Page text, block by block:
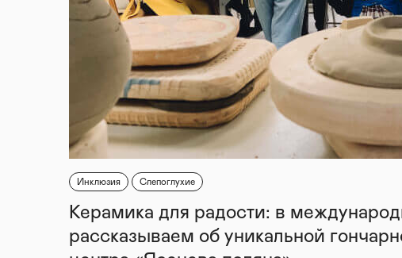
Инклюзия Слепоглухие
Керамика для радости: в
рассказываем об уникальной